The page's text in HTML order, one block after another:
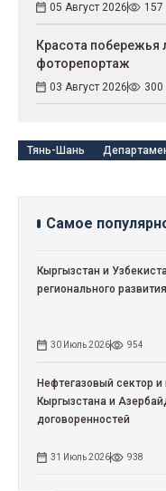
05 Август 2026 157
Красота побережья
фоторепортаж
03 Август 2026 300
Тянь-Шань
Самое
Кыргызстан и
регионального развития
30 Июль 2026 954
Нефтегазовый сектор
Кыргызстана и
договоренностей
31 Июль 2026 938